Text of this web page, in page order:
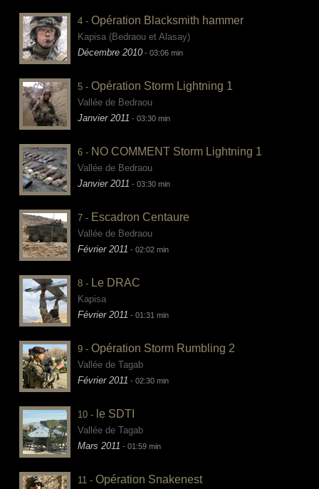
4 -Opération Blacksmith hammer
Kapisa (Bedraou et Alasay)
Décembre 2010 - 03:06 min
5 -Opération Storm Lightning 1
Vallée de Bedraou
Janvier 2011 - 03:30 min
6 - NO COMMENT Storm Lightning 1
Vallée de Bedraou
Janvier 2011 - 03:30 min
7 - Escadron Centaure
Vallée de Bedraou
Février 2011 - 02:02 min
8 - Le DRAC
Kapisa
Février 2011 - 01:31 min
9 -Opération Storm Rumbling 2
Vallée de Tagab
Février 2011 - 02:30 min
10 - le SDTI
Vallée de Tagab
Mars 2011 - 01:59 min
11 -Opération Snakenest